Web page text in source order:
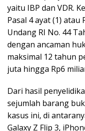
yaitu IBP dan VDR.
Pasal 4 ayat (1) atau
Undang RI No. 44
dengan ancaman
maksimal 12 tahun
juta hingga Rp6
Dari hasil
sejumlah barang
kasus ini, di
Galaxy Z Flip 3,